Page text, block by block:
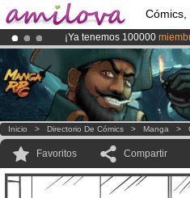
Cómics,
¡Ya tenemos 100000
¡El Kickstarter Amilova está
¡Conviertete en Premium
Inicio > Directorio De Cómics > Manga >
Favoritos Compartir